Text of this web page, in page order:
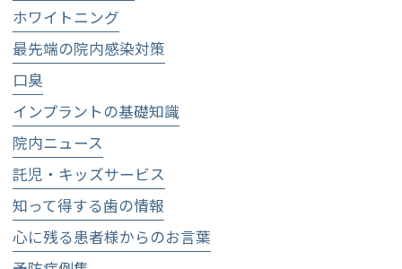
ホワイトニング
最先端の院内感染対策
口臭
インプラントの基礎知識
院内ニュース
託児・キッズサービス
知って得する歯の情報
心に残る患者様からのお言葉